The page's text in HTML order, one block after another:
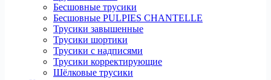
Бесшовные трусики
Бесшовные PULPIES CHANTELLE
Трусики завышенные
Трусики шортики
Трусики с надписями
Трусики корректирующие
Шёлковые трусики